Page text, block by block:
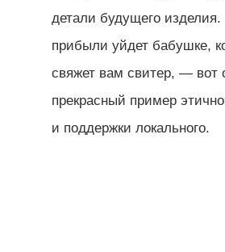
детали будущего изделия.
прибыли уйдет бабушке,
свяжет вам свитер, — вот
прекрасный пример
и поддержки локального.